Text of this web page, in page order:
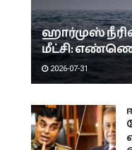
ஹார்முஸ்
மீட்சி:
2026-07-31